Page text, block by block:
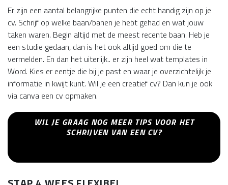
Er zijn een aantal belangrijke punten die echt handig zijn op je
cv. Schrijf op welke baan/banen je hebt gehad en wat jouw
taken waren. Begin altijd met de meest recente baan. Heb je
een studie gedaan, dan is het ook altijd goed om die te
vermelden. En dan het uiterlijk.. er zijn heel wat templates in
Word. Kies er eentje die bij je past en waar je overzichtelijk je
informatie in kwijt kunt. Wil je een creatief cv? Dan kun je ook
via canva een cv opmaken.
WIL JE GRAAG NOG MEER TIPS VOOR HET
SCHRIJVEN VAN EEN CV?